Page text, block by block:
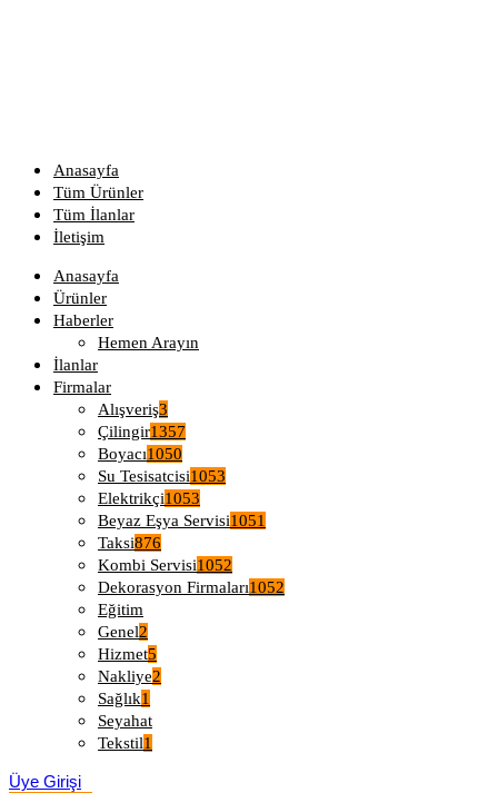
Anasayfa
Tüm Ürünler
Tüm İlanlar
İletişim
Anasayfa
Ürünler
Haberler
Hemen Arayın
İlanlar
Firmalar
Alışveriş3
Çilingir1357
Boyacı1050
Su Tesisatcisi1053
Elektrikçi1053
Beyaz Eşya Servisi1051
Taksi876
Kombi Servisi1052
Dekorasyon Firmaları1052
Eğitim
Genel2
Hizmet5
Nakliye2
Sağlık1
Seyahat
Tekstil1
Üye Girişi